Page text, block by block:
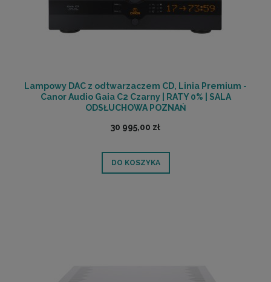
Lampowy DAC z odtwarzaczem CD, Linia Premium -
Canor Audio Gaia C2 Czarny | RATY 0% | SALA
ODSŁUCHOWA POZNAŃ
30 995,00 zł
DO KOSZYKA